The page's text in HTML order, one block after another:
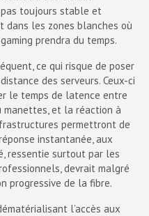
toujours stable et
dans les zones blanches où
prendra du temps.
ce qui risque de poser
des serveurs. Ceux-ci
le temps de latence entre
manettes, et la réaction à
permettront de
instantanée, aux
ressentie surtout par les
devrait malgré
progressive de la fibre.
l’accès aux